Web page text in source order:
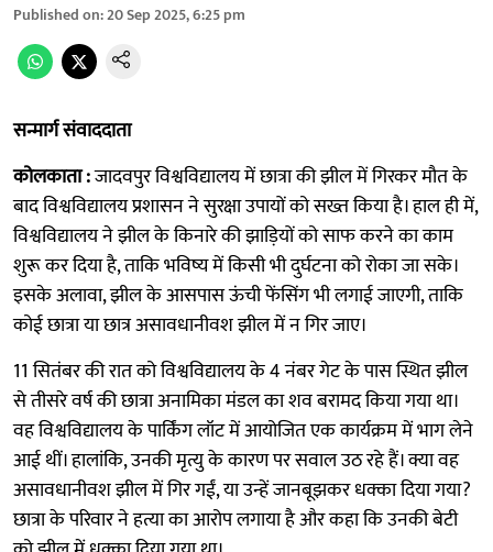
Published on:20 Sep 2025, 6:25 pm
सन्मार्ग संवाददाता
कोलकाता :जादवपुर विश्वविद्यालय में छात्रा की झील में गिरकर मौत के
बाद विश्वविद्यालय प्रशासन ने सुरक्षा उपायों को सख्त किया है। हाल ही में,
विश्वविद्यालय ने झील के किनारे की झाड़ियों को साफ करने का काम
शुरू कर दिया है, ताकि भविष्य में किसी भी दुर्घटना को रोका जा सके।
इसके अलावा, झील के आसपास ऊंची फेंसिंग भी लगाई जाएगी, ताकि
कोई छात्रा या छात्र असावधानीवश झील में न गिर जाए।
11 सितंबर की रात को विश्वविद्यालय के 4 नंबर गेट के पास स्थित झील
से तीसरे वर्ष की छात्रा अनामिका मंडल का शव बरामद किया गया था।
वह विश्वविद्यालय के पार्किंग लॉट में आयोजित एक कार्यक्रम में भाग लेने
आई थीं। हालांकि, उनकी मृत्यु के कारण पर सवाल उठ रहे हैं। क्या वह
असावधानीवश झील में गिर गईं, या उन्हें जानबूझकर धक्का दिया गया?
छात्रा के परिवार ने हत्या का आरोप लगाया है और कहा कि उनकी बेटी